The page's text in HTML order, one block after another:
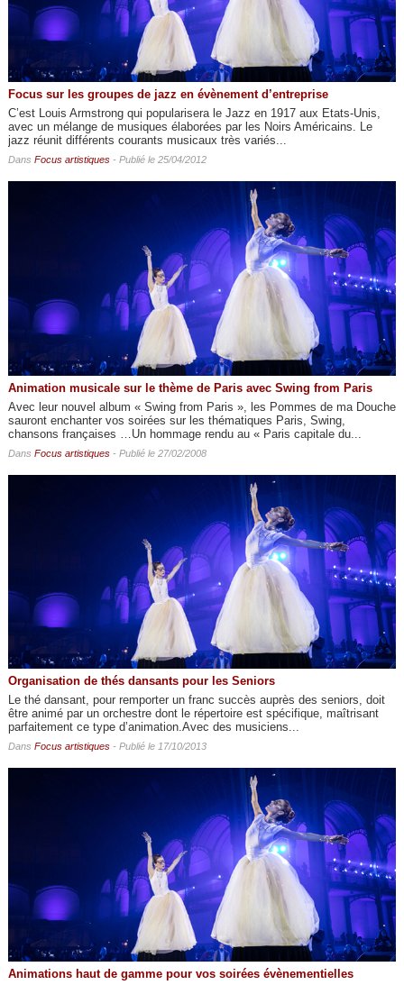
Focus sur les groupes de jazz en évènement d’entreprise
C’est Louis Armstrong qui popularisera le Jazz en 1917 aux Etats-Unis,
avec un mélange de musiques élaborées par les Noirs Américains. Le
jazz réunit différents courants musicaux très variés...
Dans Focus artistiques- Publié le 25/04/2012
Animation musicale sur le thème de Paris avec Swing from Paris
Avec leur nouvel album « Swing from Paris », les Pommes de ma Douche
sauront enchanter vos soirées sur les thématiques Paris, Swing,
chansons françaises …Un hommage rendu au « Paris capitale du...
Dans Focus artistiques- Publié le 27/02/2008
Organisation de thés dansants pour les Seniors
Le thé dansant, pour remporter un franc succès auprès des seniors, doit
être animé par un orchestre dont le répertoire est spécifique, maîtrisant
parfaitement ce type d’animation.Avec des musiciens...
Dans Focus artistiques- Publié le 17/10/2013
Animations haut de gamme pour vos soirées évènementielles